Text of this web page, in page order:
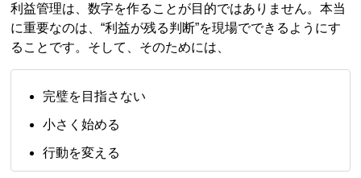
利益管理は、数字を作ることが目的ではありません。本当
に重要なのは、“利益が残る判断”を現場でできるようにす
ることです。そして、そのためには、
完璧を目指さない
小さく始める
行動を変える